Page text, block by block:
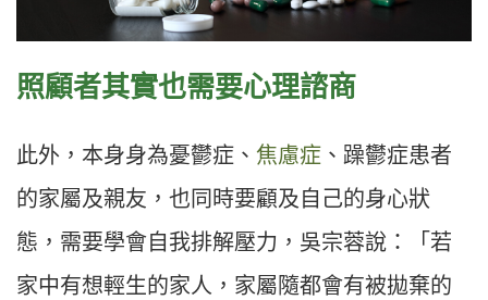
照顧者其實也需要心理諮商
此外，本身身為憂鬱症、 焦慮症 、躁鬱症患者
的家屬及親友，也同時要顧及自己的身心狀
態，需要學會自我排解壓力，吳宗蓉說：「若
家中有想輕生的家人，家屬隨都會有被拋棄的